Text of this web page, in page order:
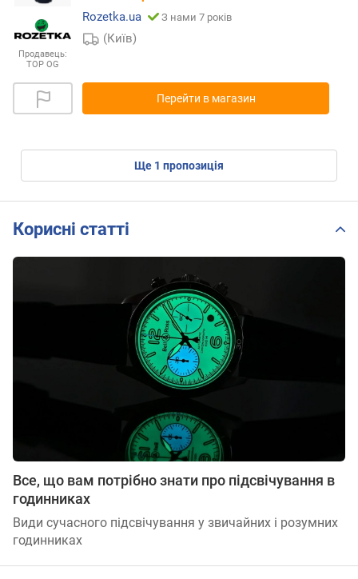
Продавець:
TOP OG
Rozetka.ua
З нами 7 років
(Київ)
Перейти в магазин
ще 1 пропозиція
Корисні статті
Все, що вам потрібно знати про підсвічування в
годинниках
Види сучасного підсвічування у звичайних і розумних
годинниках